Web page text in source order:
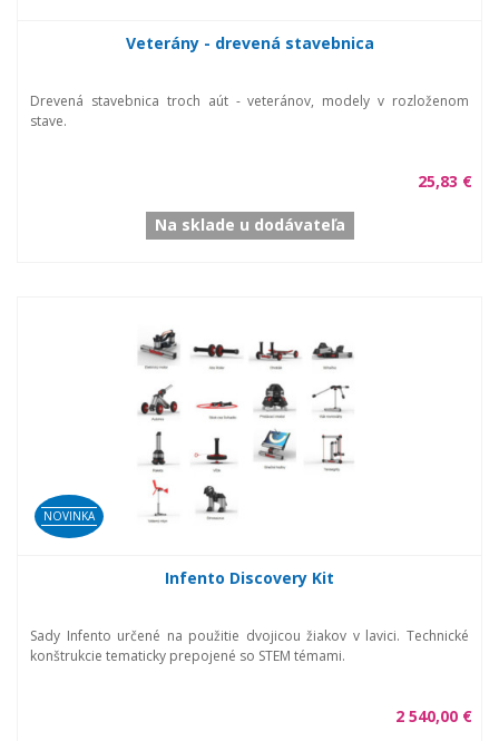
Veterány - drevená stavebnica
Drevená stavebnica troch aút - veteránov, modely v rozloženom
stave.
25,83 €
Na sklade u dodávateľa
NOVINKA
Infento Discovery Kit
Sady Infento určené na použitie dvojicou žiakov v lavici. Technické
konštrukcie tematicky prepojené so STEM témami.
2 540,00 €